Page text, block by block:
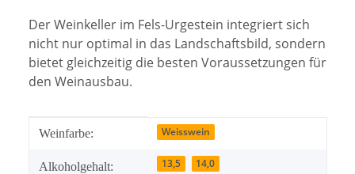
Der Weinkeller im Fels-Urgestein integriert sich
nicht nur optimal in das Landschaftsbild, sondern
bietet gleichzeitig die besten Voraussetzungen für
den Weinausbau.
Produkteigenschaft
Wert
Weinfarbe: Weisswein
Alkoholgehalt: 13,5 14,0